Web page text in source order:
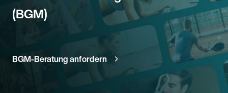
(BGM)
BGM-Beratung anfordern